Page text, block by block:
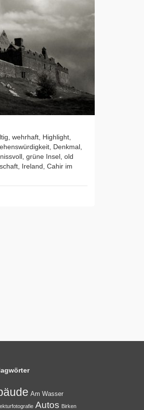
wehrhaft, Highlight,
Denkmal,
grüne Insel, old
Ireland, Cahir im
Am Wasser
Autos Birken